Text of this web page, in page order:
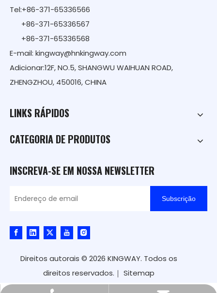
Tel:+86-371-65336566
+86-371-65336567
+86-371-65336568
E-mail: kingway@hnkingway.com
Adicionar:12F, NO.5, SHANGWU WAIHUAN ROAD,
ZHENGZHOU, 450016, CHINA
LINKS RÁPIDOS
CATEGORIA DE PRODUTOS
INSCREVA-SE EM NOSSA NEWSLETTER
Subscrição
Direitos autorais © 2026 KINGWAY. Todos os
direitos reservados.｜ Sitemap